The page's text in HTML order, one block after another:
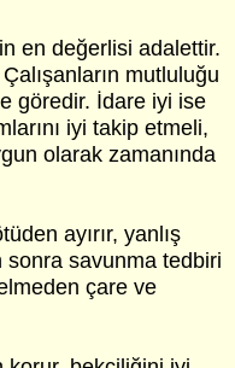
en değerlisi adalettir.
mutluluğu
göredir. İdare iyi ise
iyi takip etmeli,
olarak zamanında
ayırır, yanlış
sonra savunma tedbiri
çare ve